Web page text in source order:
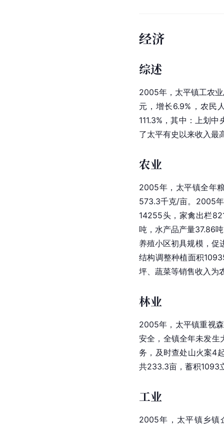
经济
综述
2005年，太平镇工农
元，增长6.9%，农民
111.3%，其中：上划
了太平有史以来收入最
农业
2005年，太平镇全年
573.3千克/亩。2005
14255头， 家禽出栏
吨，水产品产量37.86
养殖小区初具规模，促
结构调整种植面积
坪、蔬菜等销售收入为
林业
2005年，太平镇重视
安全，全镇全年未发生
务，及时查处山火案4
共233.3亩，蓄积1093
工业
2005年，太平镇乡镇